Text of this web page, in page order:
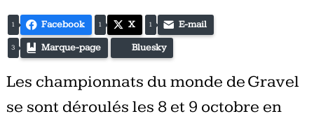
1 Facebook 1 X 1 E-mail
3 Marque-page Bluesky
Les championnats du monde de Gravel
se sont déroulés les 8 et 9 octobre en